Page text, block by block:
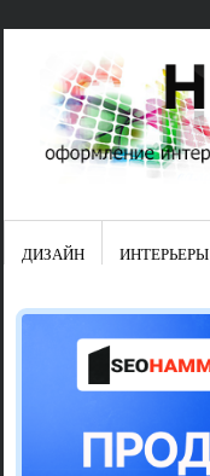
ДИЗАЙН ИНТЕРЬЕРЫ